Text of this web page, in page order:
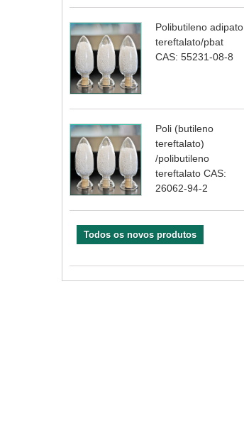
Polibutileno adipato
tereftalato/pbat
CAS: 55231-08-8
Poli (butileno
tereftalato)
/polibutileno
tereftalato CAS:
26062-94-2
Todos os novos produtos